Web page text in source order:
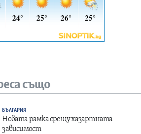
също
БЪЛГАРИЯ
Новата рамка срещу хазартната
зависимост